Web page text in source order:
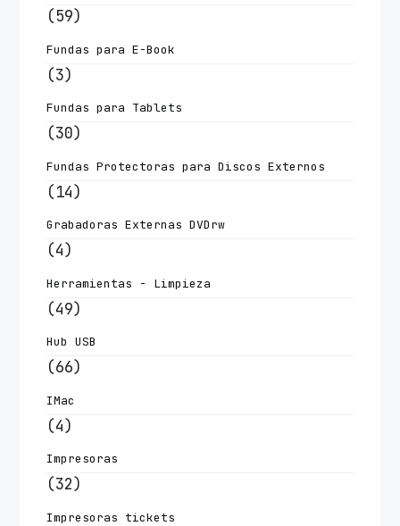
(59)
Fundas para E-Book
(3)
Fundas para Tablets
(30)
Fundas Protectoras para Discos Externos
(14)
Grabadoras Externas DVDrw
(4)
Herramientas - Limpieza
(49)
Hub USB
(66)
IMac
(4)
Impresoras
(32)
Impresoras tickets